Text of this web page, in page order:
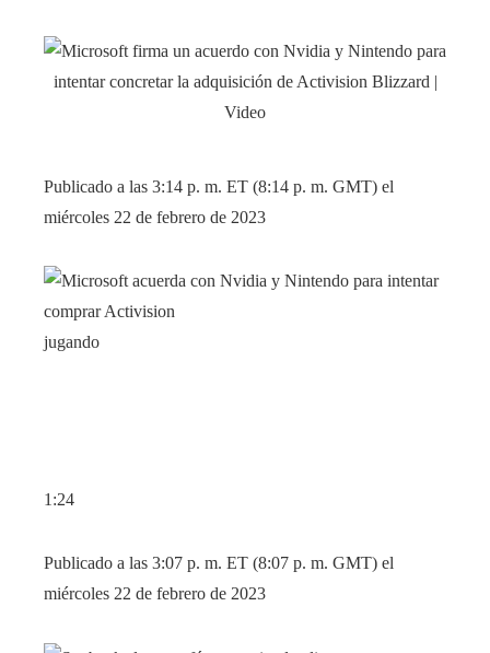
Publicado a las 3:14 p. m. ET (8:14 p. m. GMT) el
miércoles 22 de febrero de 2023
jugando
1:24
Publicado a las 3:07 p. m. ET (8:07 p. m. GMT) el
miércoles 22 de febrero de 2023